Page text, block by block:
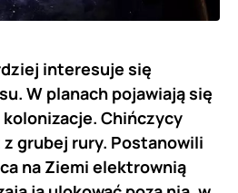
interesuje się
W planach pojawiają się
Chińczycy
grubej rury. Postanowili
na Ziemi elektrownią